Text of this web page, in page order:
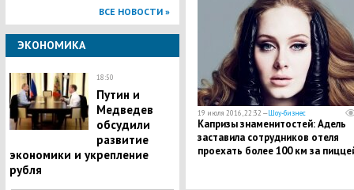
ВСЕ НОВОСТИ »
ЭКОНОМИКА
18:50
Путин и
Медведев
обсудили
развитие
экономики и укрепление
рубля
19 июля 2016, 22:32 —Шоу-бизнес
Капризы знаменитостей: Адель
заставила сотрудников отеля
проехать более 100 км за